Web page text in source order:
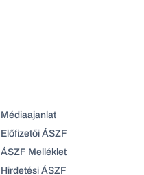
Médiaajanlat
Előfizetői ÁSZF
ÁSZF Melléklet
Hirdetési ÁSZF